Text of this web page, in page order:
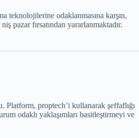
teknolojilerine odaklanmasına karşın,
pazar fırsatından yararlanmaktadır.
Platform, proptech’i kullanarak şeffaflığı
odaklı yaklaşımları basitleştirmeyi ve